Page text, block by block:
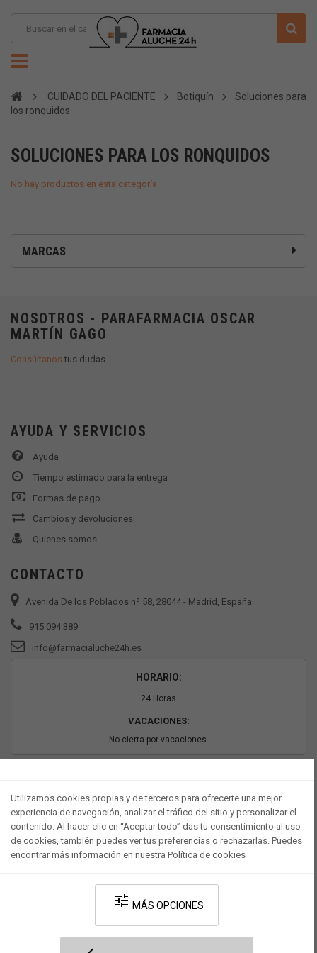
CUIDADO DEL PACIENTE Botiquín
Soluciones para
los ronquidos
MARCAS
SOLUCIONES PARA LOS RONQUIDOS
No hay productos en esta categoría
NOSOTROS - PARAFARMACIA OSCAR
MARTÍN GAGO
Consúltanostus dudas.
AYUDA Y SERVICIOS
Ayuda
Tiempo estimado para la entrega
Formas de pago
Cambios y devoluciones
Quienes somos
CONTACTO
Avenida De los Poblados nº 58, 28044 - Madrid, España
915 094 389
info@farmacialuche24h.es
HORARIO:
24 Horas
VACACIONES:
No cierra por vacaciones.
Desarrollado por V·Farma-Política de privacidad-Política de cookies
Utilizamos cookies propias y de terceros para ofrecerte una mejor
experiencia de navegación, analizar el tráfico del sitio y personalizar el
contenido. Al hacer clic en “Aceptar todo” das tu consentimiento al uso
de cookies, también puedes ver tus preferencias o rechazarlas. Puedes
encontrar más información en nuestra Política de cookies
tune MÁS OPCIONES